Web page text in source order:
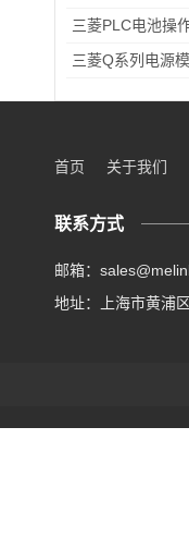
三菱PLC电池操
首页 关于我们
联系方式
邮箱：
地址：上海市黄浦